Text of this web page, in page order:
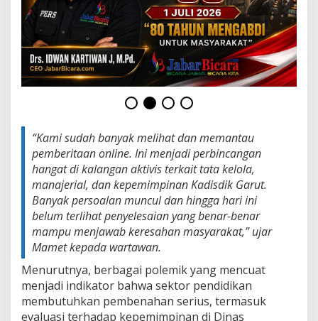
a
d
a
i
G
l
o
m
b
a
n
A
k
s
M
a
s
s
“Kami sudah banyak melihat dan memantau
pemberitaan online. Ini menjadi perbincangan
hangat di kalangan aktivis terkait tata kelola,
manajerial, dan kepemimpinan Kadisdik Garut.
Banyak persoalan muncul dan hingga hari ini
belum terlihat penyelesaian yang benar-benar
mampu menjawab keresahan masyarakat,” ujar
Mamet kepada wartawan.
Menurutnya, berbagai polemik yang mencuat
menjadi indikator bahwa sektor pendidikan
membutuhkan pembenahan serius, termasuk
evaluasi terhadap kepemimpinan di Dinas